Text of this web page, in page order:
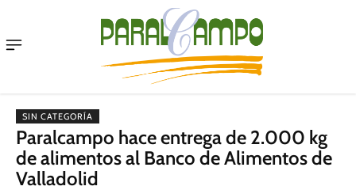
Menu
SIN CATEGORÍA
Paralcampo hace entrega de 2.000 kg
de alimentos al Banco de Alimentos de
Valladolid